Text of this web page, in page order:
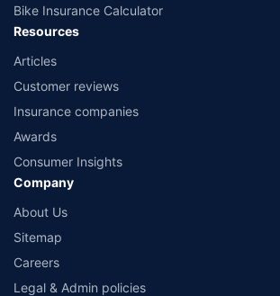
Bike Insurance Calculator
Resources
Articles
Customer reviews
Insurance companies
Awards
Consumer Insights
Company
About Us
Sitemap
Careers
Legal & Admin policies